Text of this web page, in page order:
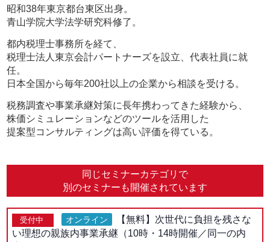
昭和38年東京都台東区出身。
青山学院大学法学研究科修了。
都内税理士事務所を経て、
税理士法人東京会計パートナーズを設立、代表社員に就
任。
日本全国から毎年200社以上の企業から相談を受ける。
税務調査や事業承継対策に長年携わってきた経験から、
株価シミュレーションなどのツールを活用した
提案型コンサルティングは高い評価を得ている。
同じセミナーカテゴリで
別のセミナーも開催されています
受付中 オンライン
【無料】次世代に負担を残さな
い理想の親族内事業承継（10時・14時開催／同一の内